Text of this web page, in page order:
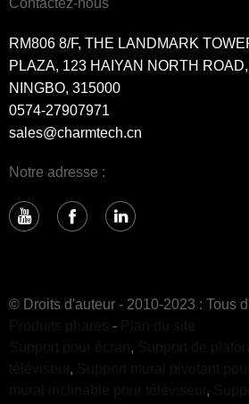
RM806 8/F, THE LANDMARK
PLAZA, 123 HAIYAN NORTH
NINGBO, 315000
0574-27907971
sales@charmtech.cn
Notre adresse :
© Droits d'auteur - 2010-2023 : Tous
-
,
,
,